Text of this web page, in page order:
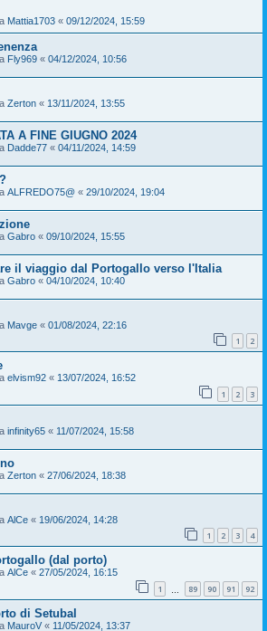
Mattia1703 « 09/12/2024, 15:59
Fly969 « 04/12/2024, 10:56
Zerton « 13/11/2024, 13:55
A FINE GIUGNO 2024
Dadde77 « 04/11/2024, 14:59
ALFREDO75@ « 29/10/2024, 19:04
Gabro « 09/10/2024, 15:55
il viaggio dal Portogallo verso l'Italia
Gabro « 04/10/2024, 10:40
Mavge « 01/08/2024, 22:16
1 2
elvism92 « 13/07/2024, 16:52
1 2 3
infinity65 « 11/07/2024, 15:58
Zerton « 27/06/2024, 18:38
AlCe « 19/06/2024, 14:28
1 2 3 4
(dal porto)
AlCe « 27/05/2024, 16:15
1 89 90 91 92
di Setubal
MauroV « 11/05/2024, 13:37